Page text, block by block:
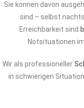
Sie können davon
sind – selbst
Erreichbarkeit sind
Notsituationen
Wir als professioneller
in schwierigen